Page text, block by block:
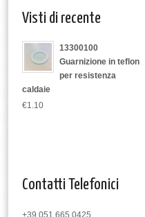
Visti di recente
13300100
Guarnizione in teflon
per resistenza
caldaie
€1.10
Contatti Telefonici
+39 051 665 0425